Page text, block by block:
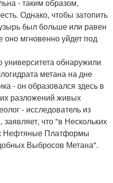
- таким образом,
Однако, чтобы затопить
был больше или равен
оно мгновенно уйдет под
обнаружили
метана на дне
- он образовался здесь в
разложений живых
- исследователь из
что "в Нескольких
Нефтяные Платформы
Выбросов Метана".